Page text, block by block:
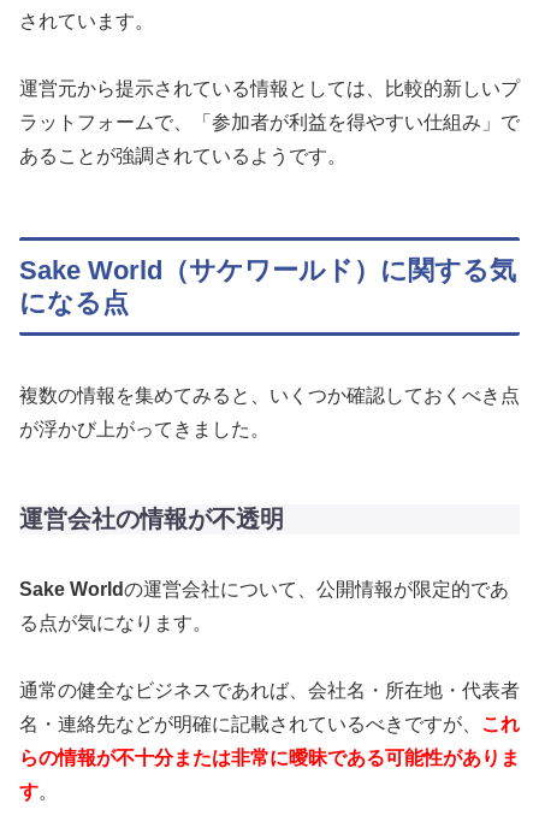
されています。
運営元から提示されている情報としては、比較的新しいプ
ラットフォームで、「参加者が利益を得やすい仕組み」で
あることが強調されているようです。
Sake World（サケワールド）に関する気
になる点
複数の情報を集めてみると、いくつか確認しておくべき点
が浮かび上がってきました。
運営会社の情報が不透明
Sake Worldの運営会社について、公開情報が限定的であ
る点が気になります。
通常の健全なビジネスであれば、会社名・所在地・代表者
名・連絡先などが明確に記載されているべきですが、 これ
らの情報が不十分または非常に曖昧である可能性がありま
す。